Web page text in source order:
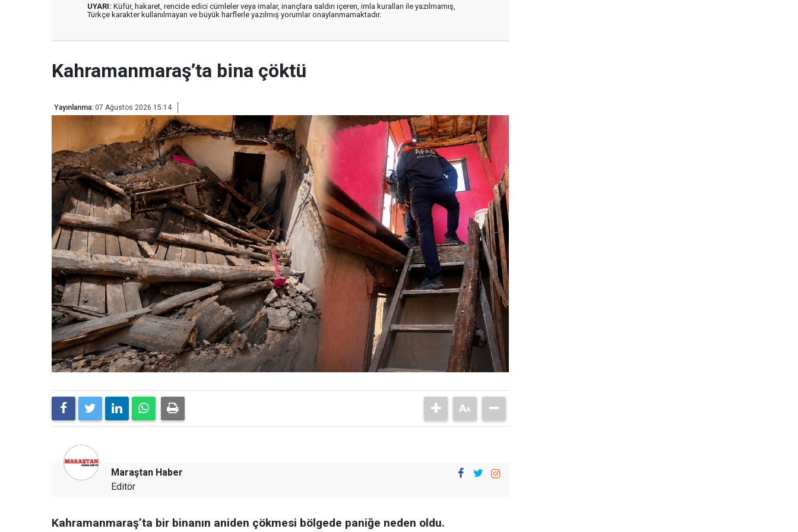
UYARI: Küfür, hakaret, rencide edici cümleler veya imalar, inançlara saldırı içeren, imla kuralları ile yazılmamış,
Türkçe karakter kullanılmayan ve büyük harflerle yazılmış yorumlar onaylanmamaktadır.
Kahramanmaraş’ta bina çöktü
Yayınlanma: 07 Ağustos 2026 15:14
Maraştan Haber
Editör
Kahramanmaraş’ta bir binanın aniden çökmesi bölgede paniğe neden oldu.